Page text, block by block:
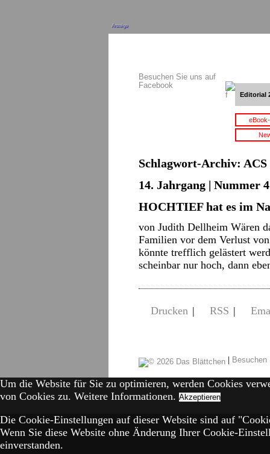
Anzeige
Besuchen Sie uns auf
Facebook
Editorial
Schlagwort-Archiv: ACS
14. Jahrgang | Nummer
HOCHTIEF hat es im
von Judith Dellheim Wären
Familien vor dem Verlust
könnte trefflich gelästert
scheinbar nur hoch, dann
Drucken | RSS |
|
Um die Website für Sie zu optimieren, werden Cookies
von Cookies zu. Weitere Informationen. Akzeptieren
Die Cookie-Einstellungen auf dieser Website sind auf
Wenn Sie diese Website ohne Änderung Ihrer Cookie-
einverstanden.